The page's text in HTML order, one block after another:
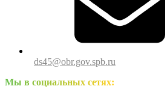
ds45@obr.gov.spb.ru
Мы в социальных сетях: